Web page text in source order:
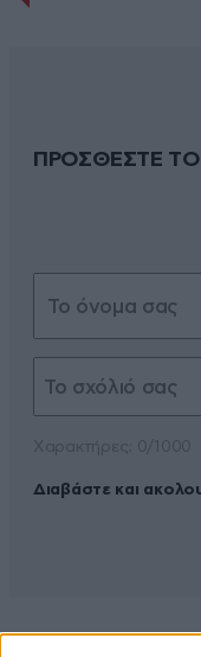
ΠΡΟΣΘΕΣΤΕ
Διαβάστε και